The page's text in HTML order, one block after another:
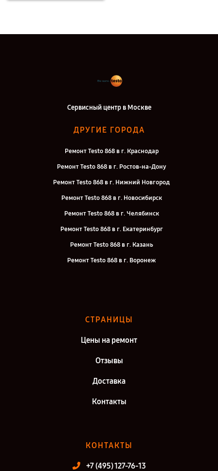
Сервисный центр в Москве
ДРУГИЕ ГОРОДА
Ремонт Testo 868 в г. Краснодар
Ремонт Testo 868 в г. Ростов-на-Дону
Ремонт Testo 868 в г. Нижний Новгород
Ремонт Testo 868 в г. Новосибирск
Ремонт Testo 868 в г. Челябинск
Ремонт Testo 868 в г. Екатеринбург
Ремонт Testo 868 в г. Казань
Ремонт Testo 868 в г. Воронеж
Ремонт Testo 868 в г. Санкт-Петербург
СТРАНИЦЫ
Цены на ремонт
Отзывы
Доставка
Контакты
КОНТАКТЫ
+7 (495) 127-76-13